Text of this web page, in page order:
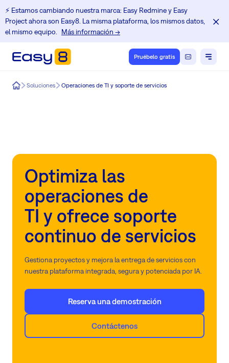
⚡️ Estamos cambiando nuestra marca: Easy Redmine y Easy
Project ahora son Easy8. La misma plataforma, los mismos datos,
el mismo equipo.
Más información →
Pruébelo gratis
Easy8Soluciones Operaciones de TI y soporte de servicios
Optimiza las
operaciones de
TI y ofrece soporte
continuo de servicios
Gestiona proyectos y mejora la entrega de servicios con
nuestra plataforma integrada, segura y potenciada por IA.
Reserva una demostración
Contáctenos